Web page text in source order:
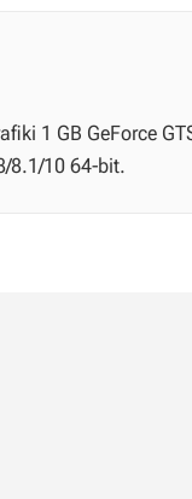
1 GB GeForce
8.1/10 64-bit.